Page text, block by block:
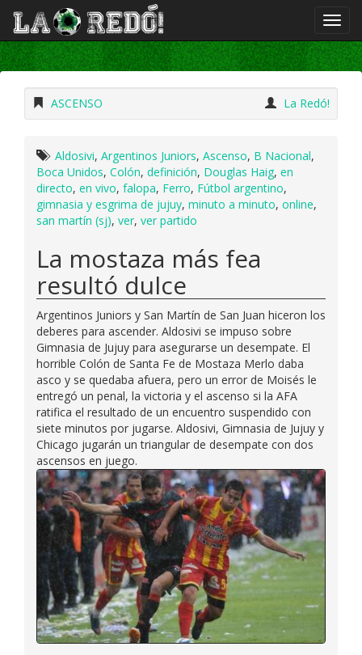
ASCENSO La Redó!
Aldosivi, Argentinos Juniors, Ascenso, B Nacional,
Boca Unidos, Colón, definición, Douglas Haig, en
directo, en vivo, falopa, Ferro, Fútbol argentino,
gimnasia y esgrima de jujuy, minuto a minuto, online,
san martín (sj), ver, ver partido
La mostaza más fea
resultó dulce
Argentinos Juniors y San Martín de San Juan hiceron los
deberes para ascender. Aldosivi se impuso sobre
Gimnasia de Jujuy para asegurarse un desempate. El
horrible Colón de Santa Fe de Mostaza Merlo daba
asco y se quedaba afuera, pero un error de Moisés le
entregó un penal, la victoria y el ascenso si la AFA
ratifica el resultado de un encuentro suspendido con
siete minutos por jugarse. Aldosivi, Gimnasia de Jujuy y
Chicago jugarán un triangular de desempate con dos
ascensos en juego.